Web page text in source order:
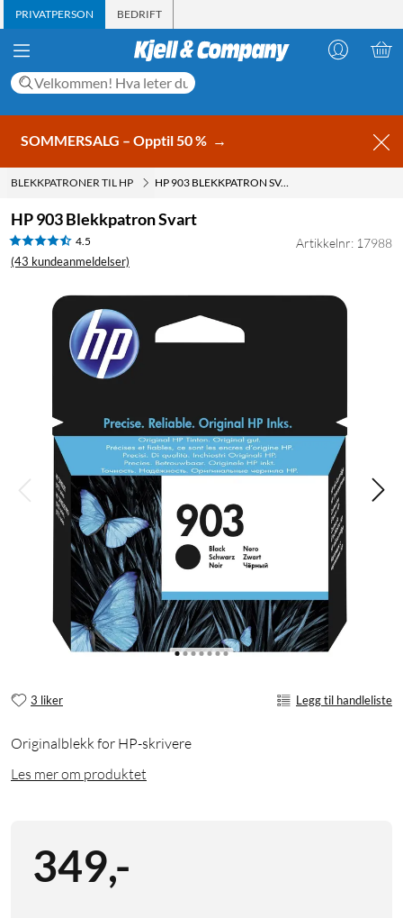
PRIVATPERSON BEDRIFT
SOMMERSALG – Opptil 50 % →
BLEKKPATRONER TIL HP HP 903 BLEKKPATRON SVART
HP 903 Blekkpatron Svart
4.5
(43 kundeanmeldelser)
Artikkelnr: 17988
3 liker Legg til handleliste
Originalblekk for HP-skrivere
Les mer om produktet
349,-